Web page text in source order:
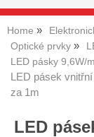
Home
Optické prvky
LED pásky 9,6W/m
LED pásek
za 1m
LED